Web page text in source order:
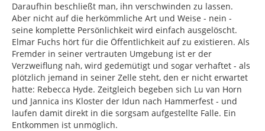
Daraufhin beschließt man, ihn verschwinden zu lassen.
Aber nicht auf die herkömmliche Art und Weise - nein -
seine komplette Persönlichkeit wird einfach ausgelöscht.
Elmar Fuchs hört für die Öffentlichkeit auf zu existieren. Als
Fremder in seiner vertrauten Umgebung ist er der
Verzweiflung nah, wird gedemütigt und sogar verhaftet - als
plötzlich jemand in seiner Zelle steht, den er nicht erwartet
hatte: Rebecca Hyde. Zeitgleich begeben sich Lu van Horn
und Jannica ins Kloster der Idun nach Hammerfest - und
laufen damit direkt in die sorgsam aufgestellte Falle. Ein
Entkommen ist unmöglich.